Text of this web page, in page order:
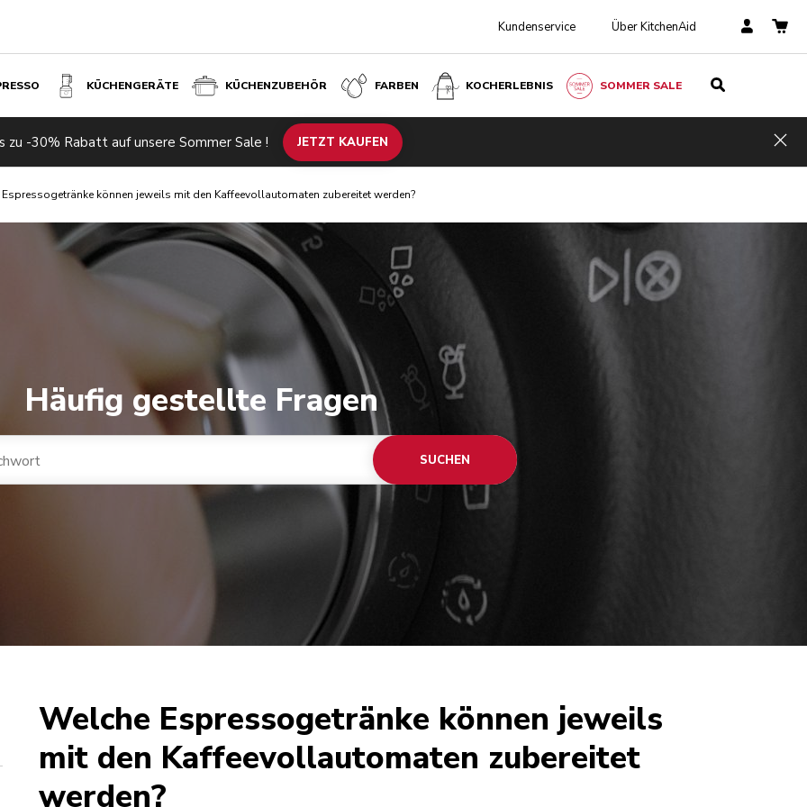
Kundenservice Über KitchenAid
KÜCHENGERÄTE KÜCHENZUBEHÖR FARBEN KOCHERLEBNIS SOMMER SALE
zu -30% Rabatt auf unsere Sommer Sale ! JETZT KAUFEN
können jeweils mit den Kaffeevollautomaten zubereitet werden?
Häufig gestellte Fragen
SUCHEN
Welche Espressogetränke können jeweils
mit den Kaffeevollautomaten zubereitet
werden?